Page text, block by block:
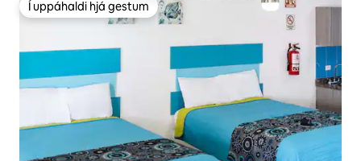
Í uppáhaldi hjá gestum
Í uppáhaldi hjá gestum